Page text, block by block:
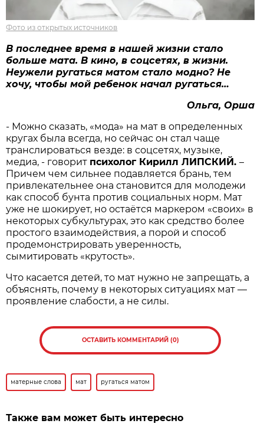
Фото из открытых источников
Впоследнее время в нашей жизни стало
больше мата. В кино, в соцсетях, в жизни.
Неужели ругаться матом стало модно?Не
хочу, чтобы мой ребенок начал ругаться…
Ольга, Орша
- Можно сказать, «мода» на мат в определенных
кругах была всегда, но сейчас он стал чаще
транслироваться везде: в соцсетях, музыке,
медиа, - говорит психолог Кирилл ЛИПСКИЙ.–
Причем чем сильнее подавляется брань, тем
привлекательнее она становится для молодежи
как способ бунта против социальных норм. Мат
уже не шокирует, но остаётся маркером «своих» в
некоторых субкультурах, это как средство более
простого взаимодействия, а порой и способ
продемонстрировать уверенность,
сымитировать «крутость».
Что касается детей, то мат нужно не запрещать, а
объяснять, почему в некоторых ситуациях мат —
проявление слабости, а не силы.
ОСТАВИТЬ КОММЕНТАРИЙ (0)
матерные слова мат ругаться матом
Также вам может быть интересно